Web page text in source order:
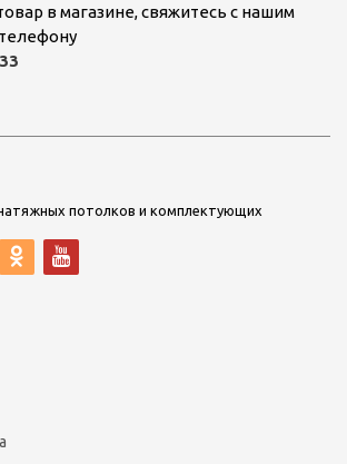
в магазине, свяжитесь с нашим
потолков и комплектующих